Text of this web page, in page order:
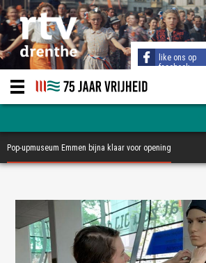
like ons op
facebook
Pop-upmuseum Emmen bijna klaar voor opening